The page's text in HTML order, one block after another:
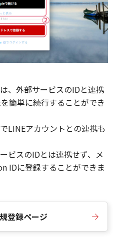
、外部サービスのIDと連携
簡単に続行することができ
LINEアカウントとの連携も
ビスのIDとは連携せず、メ
IDに登録することができま
登録ページ